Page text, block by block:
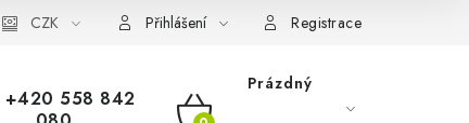
díly Könner & Söhnen Reklamační řád
CZK Přihlášení Registrace
+420 558 842
Prázdný